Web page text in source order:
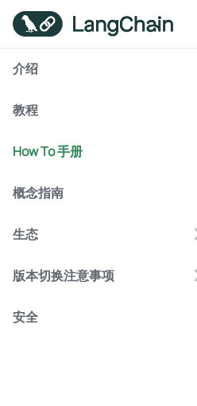
介绍
教程
How To 手册
概念指南
生态
版本切换注意事项
安全